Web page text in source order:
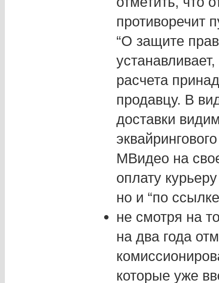
противоречит
“О защите
расчета
продавцу. В
доставки
МВидео на
оплату
но и “по
не смотря на
на два года
которые уже